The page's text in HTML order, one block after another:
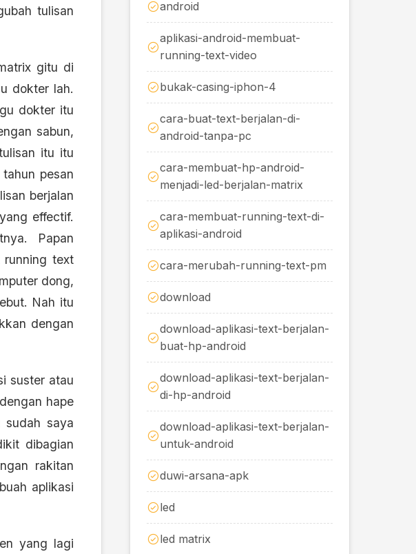
tulisan
gitu di
dokter lah.
dokter itu
sabun,
itu itu
pesan
berjalan
effectif.
Papan
running text
dong,
Nah itu
dengan
suster atau
hape
sudah saya
dibagian
rakitan
aplikasi
yang lagi
android
aplikasi-android-membuat-
running-text-video
bukak-casing-iphon-4
cara-buat-text-berjalan-di-
android-tanpa-pc
cara-membuat-hp-android-
menjadi-led-berjalan-matrix
cara-membuat-running-text-di-
aplikasi-android
cara-merubah-running-text-pm
download
download-aplikasi-text-berjalan-
buat-hp-android
download-aplikasi-text-berjalan-
di-hp-android
download-aplikasi-text-berjalan-
untuk-android
duwi-arsana-apk
led
led matrix